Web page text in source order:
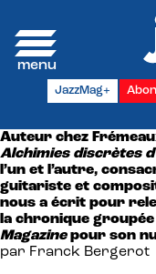
JazzMag+
Auteur chez
Alchimies discrètes
l’un et l’autre,
guitariste et
nous a écrit pour
la chronique
Magazinepour son
par Franck Bergerot